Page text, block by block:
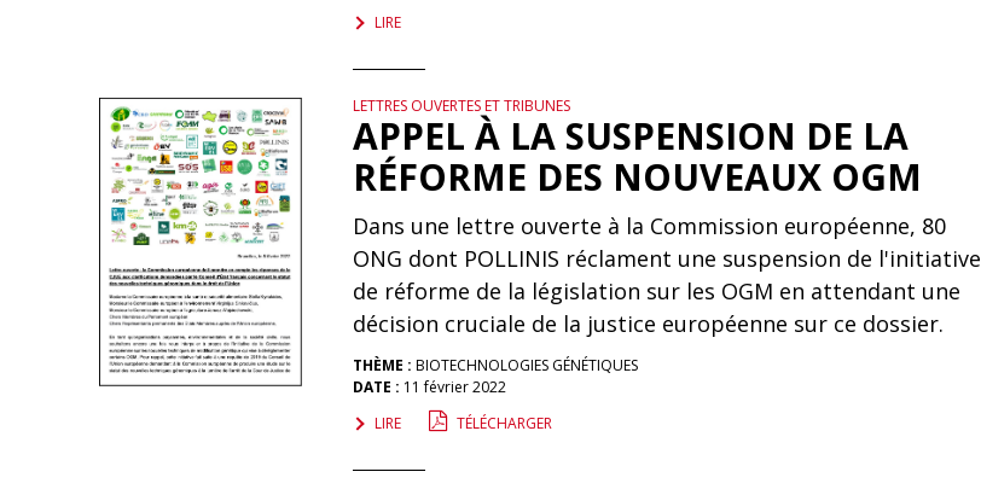
LIRE
LETTRES OUVERTES ET TRIBUNES
APPEL À LA SUSPENSION DE LA
RÉFORME DES NOUVEAUX OGM
Dans une lettre ouverte à la Commission européenne, 80
ONG dont POLLINIS réclament une suspension de l'initiative
de réforme de la législation sur les OGM en attendant une
décision cruciale de la justice européenne sur ce dossier.
THÈME : BIOTECHNOLOGIES GÉNÉTIQUES
DATE : 11 février 2022
LIRE
TÉLÉCHARGER